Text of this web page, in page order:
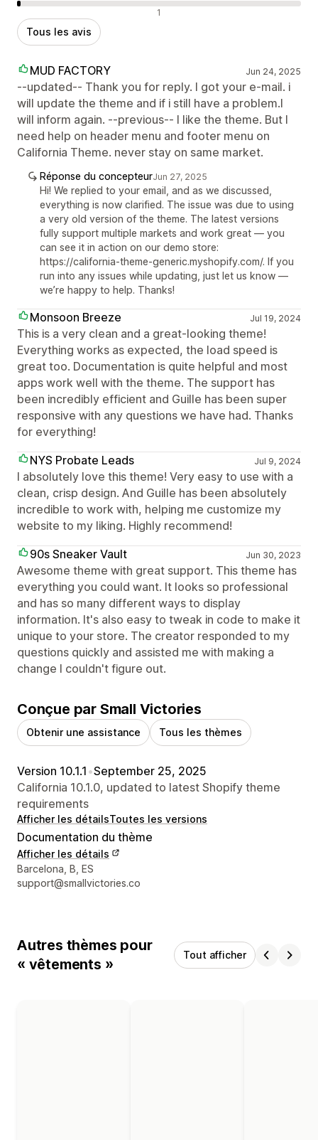
Avis négatifs 1
Tous les avis
MUD FACTORY Jun 24, 2025
--updated-- Thank you for reply. I got your e-mail. i
will update the theme and if i still have a problem.I
will inform again. --previous-- I like the theme. But I
need help on header menu and footer menu on
California Theme. never stay on same market.
Réponse du concepteurJun 27, 2025
Hi! We replied to your email, and as we discussed,
everything is now clarified. The issue was due to using
a very old version of the theme. The latest versions
fully support multiple markets and work great — you
can see it in action on our demo store:
https://california-theme-generic.myshopify.com/. If you
run into any issues while updating, just let us know —
we’re happy to help. Thanks!
Monsoon Breeze Jul 19, 2024
This is a very clean and a great-looking theme!
Everything works as expected, the load speed is
great too. Documentation is quite helpful and most
apps work well with the theme. The support has
been incredibly efficient and Guille has been super
responsive with any questions we have had. Thanks
for everything!
NYS Probate Leads
Jul 9, 2024
I absolutely love this theme! Very easy to use with a
clean, crisp design. And Guille has been absolutely
incredible to work with, helping me customize my
website to my liking. Highly recommend!
90s Sneaker Vault
Jun 30, 2023
Awesome theme with great support. This theme has
everything you could want. It looks so professional
and has so many different ways to display
information. It's also easy to tweak in code to make it
unique to your store. The creator responded to my
questions quickly and assisted me with making a
change I couldn't figure out.
Conçue par Small Victories
Obtenir une assistance Tous les thèmes
Version 10.1.1 •September 25, 2025
California 10.1.0, updated to latest Shopify theme
requirements
Afficher les détailsToutes les versions
Documentation du thème
Afficher les détails
Coordonnées du concepteur
Barcelona, B, ES
support@smallvictories.co
Autres thèmes pour
« vêtements »
Tout afficher